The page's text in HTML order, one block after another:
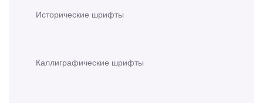
Исторические шрифты
Каллиграфические шрифты